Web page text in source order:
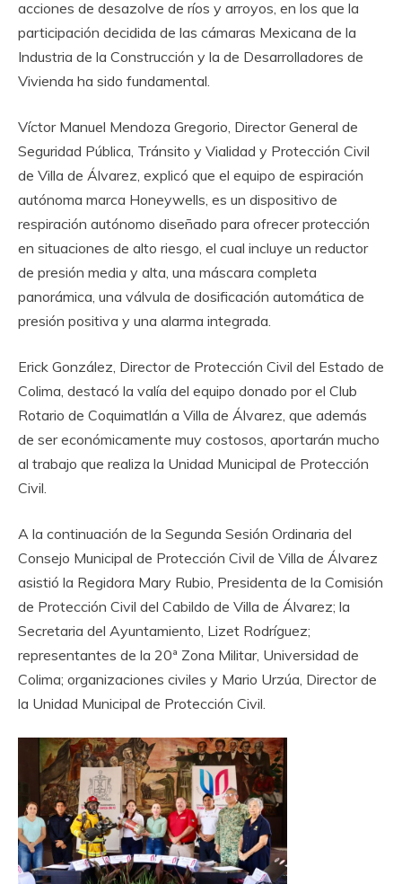
acciones de desazolve de ríos y arroyos, en los que la
participación decidida de las cámaras Mexicana de la
Industria de la Construcción y la de Desarrolladores de
Vivienda ha sido fundamental.
Víctor Manuel Mendoza Gregorio, Director General de
Seguridad Pública, Tránsito y Vialidad y Protección Civil
de Villa de Álvarez, explicó que el equipo de espiración
autónoma marca Honeywells, es un dispositivo de
respiración autónomo diseñado para ofrecer protección
en situaciones de alto riesgo, el cual incluye un reductor
de presión media y alta, una máscara completa
panorámica, una válvula de dosificación automática de
presión positiva y una alarma integrada.
Erick González, Director de Protección Civil del Estado de
Colima, destacó la valía del equipo donado por el Club
Rotario de Coquimatlán a Villa de Álvarez, que además
de ser económicamente muy costosos, aportarán mucho
al trabajo que realiza la Unidad Municipal de Protección
Civil.
A la continuación de la Segunda Sesión Ordinaria del
Consejo Municipal de Protección Civil de Villa de Álvarez
asistió la Regidora Mary Rubio, Presidenta de la Comisión
de Protección Civil del Cabildo de Villa de Álvarez; la
Secretaria del Ayuntamiento, Lizet Rodríguez;
representantes de la 20ª Zona Militar, Universidad de
Colima; organizaciones civiles y Mario Urzúa, Director de
la Unidad Municipal de Protección Civil.